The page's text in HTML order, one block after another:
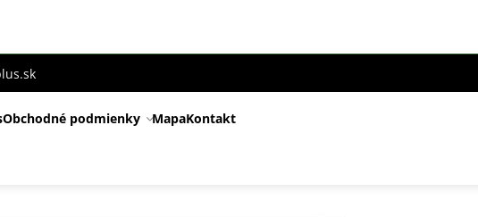
Obchodné podmienky MapaKontakt